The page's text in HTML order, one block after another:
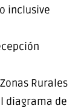
inclusive
Rurales
diagrama de